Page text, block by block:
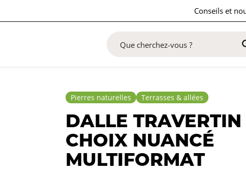
Conseils et
Pierres naturelles Terrasses & allées
DALLE TRAVERTIN
CHOIX NUANCÉ
MULTIFORMAT